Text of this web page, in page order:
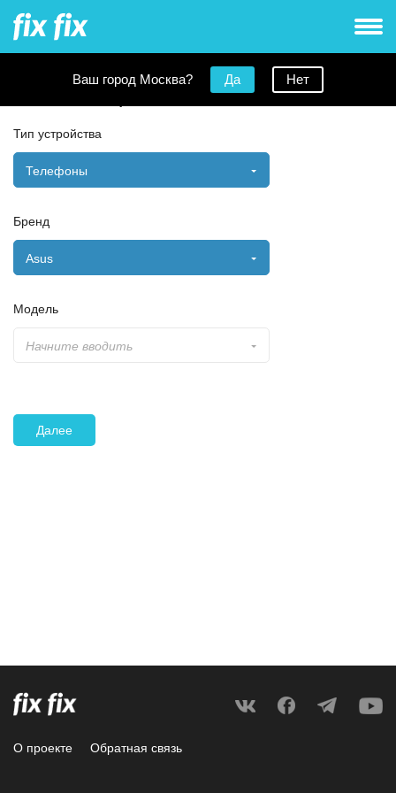
Ваш город Москва? Да Нет
Тип устройства
Телефоны
Бренд
Asus
Модель
Начните вводить
Далее
О проекте Обратная связь